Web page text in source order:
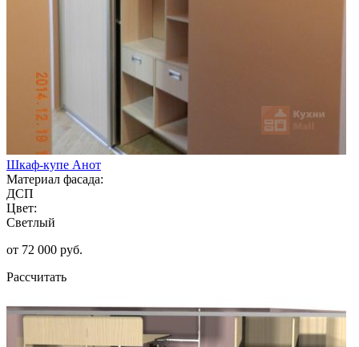
Шкаф-купе Анот
Материал фасада:
ДСП
Цвет:
Светлый
от 72 000 руб.
Рассчитать